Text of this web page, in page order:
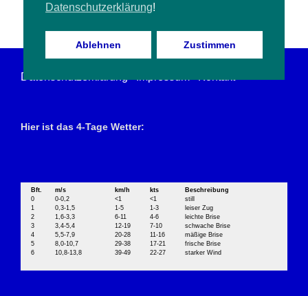
Datenschutzerklärung
Hier ist das 4-Tage Wetter:
Bft. m/s km/h kts
Beschreibung
0
0-0,2 <1 <1
still
1
0,3-1,5 1-5 1-3
leiser Zug
2
1,6-3,3 6-11 4-6
leichte Brise
3
3,4-5,4 12-19 7-10
schwache Brise
4
5,5-7,9 20-28 11-16
mäßige Brise
5
8,0-10,7 29-38 17-21
frische Brise
6
10,8-13,8 39-49 22-27 starker Wind
Datenschutzerklärung!
Ablehnen Zustimmen